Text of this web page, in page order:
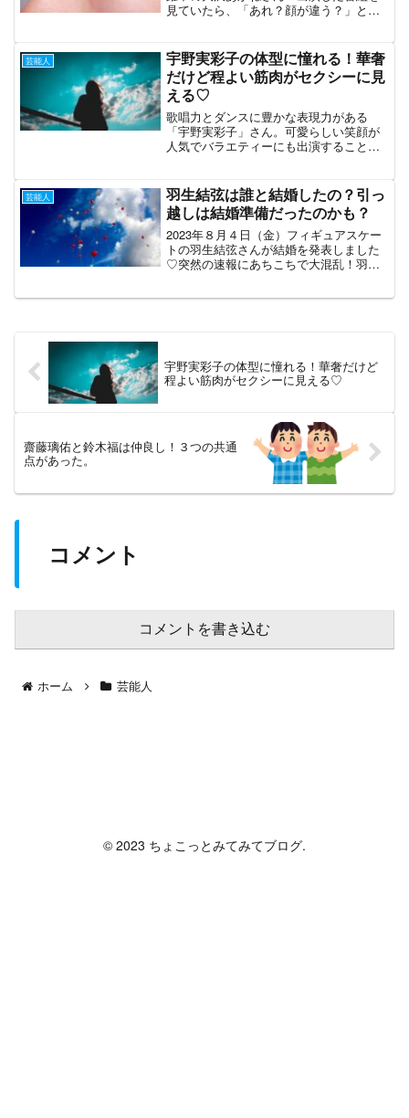
見ていたら、「あれ？顔が違う？」と感
ん筆者はこの顔のイメージでした。二重
だけどすっきりした目元で...
芸能人
宇野実彩子の体型に憧れる！華奢
だけど程よい筋肉がセクシーに見
える♡
歌唱力とダンスに豊かな表現力がある
「宇野実彩子」さん。可愛らしい笑顔が
人気でバラエティーにも出演することも
っているようです。今回は宇野さんがど
うやって体型を維持している...
芸能人
羽生結弦は誰と結婚したの？引っ
越しは結婚準備だったのかも？
2023年８月４日（金）フィギュアスケー
トの羽生結弦さんが結婚を発表しました
♡突然の速報にあちこちで大混乱！羽生
宇野実彩子の体型に憧れる！華奢だけど
程よい筋肉がセクシーに見える♡
齋藤璃佑と鈴木福は仲良し！３つの共通
点があった。
コメント
コメントを書き込む
ホーム 芸能人
© 2023 ちょこっとみてみてブログ.